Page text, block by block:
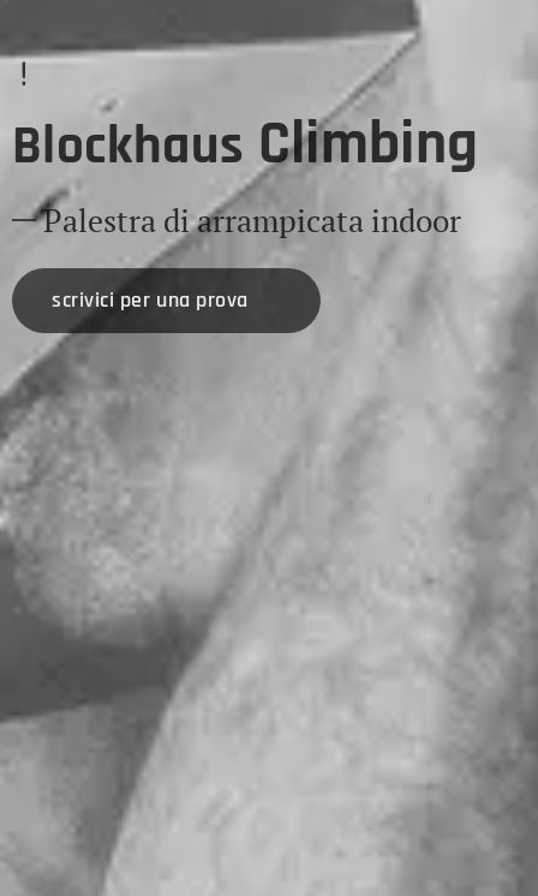
!
Blockhaus Climbing
Palestra di arrampicata indoor
scrivici per una prova 🖋